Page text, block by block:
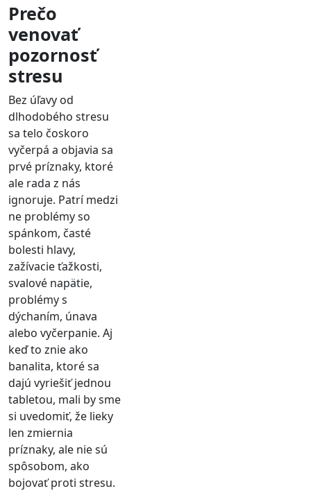
Prečo
venovať
pozornosť
stresu
Bez úľavy od
dlhodobého stresu
sa telo čoskoro
vyčerpá a objavia sa
prvé príznaky, ktoré
ale rada z nás
ignoruje. Patrí medzi
ne problémy so
spánkom, časté
bolesti hlavy,
zažívacie ťažkosti,
svalové napätie,
problémy s
dýchaním, únava
alebo vyčerpanie. Aj
keď to znie ako
banalita, ktoré sa
dajú vyriešiť jednou
tabletou, mali by sme
si uvedomiť, že lieky
len zmiernia
príznaky, ale nie sú
spôsobom, ako
bojovať proti stresu.